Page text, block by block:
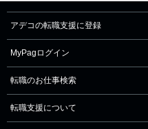
アデコの転職支援に登録
MyPagログイン
転職のお仕事検索
転職支援について